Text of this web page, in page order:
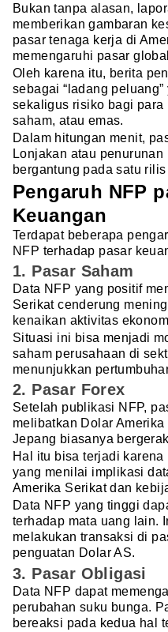
Bukan tanpa alasan,
memberikan gambaran
pasar tenaga kerja di
memengaruhi pasar
Oleh karena itu, berita
sebagai “ladang
sekaligus risiko bagi para
saham, atau emas.
Dalam hitungan menit,
Lonjakan atau
bergantung pada satu rilis
Pengaruh NFP
Keuangan
Terdapat beberapa
NFP terhadap pasar
1. Pasar Saham
Data NFP yang positif
Serikat cenderung
kenaikan aktivitas
Situasi ini bisa menjadi
saham perusahaan di
menunjukkan
2. Pasar Forex
Setelah publikasi NFP,
melibatkan Dolar
Jepang biasanya
Hal itu bisa terjadi
yang menilai implikasi
Amerika Serikat dan
Data NFP yang tinggi
terhadap mata uang lain.
melakukan transaksi di
penguatan Dolar AS.
3. Pasar Obligasi
Data NFP dapat
perubahan suku bunga.
bereaksi pada kedua hal